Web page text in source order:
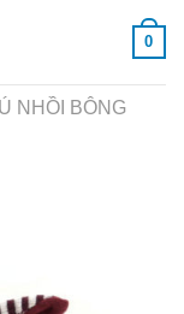
0
NHỒI BÔNG